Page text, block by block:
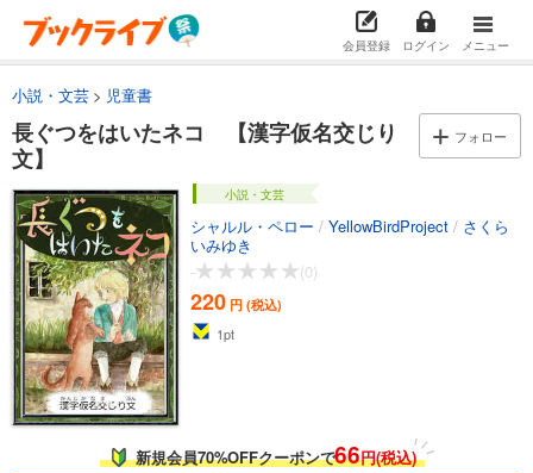
会員登録 ログイン メニュー
小説・文芸 児童書
長ぐつをはいたネコ 【漢字仮名交じり
文】
フォロー
小説・文芸
シャルル・ペロー / YellowBirdProject / さくら
いみゆき
-
(0)
220 円 (税込)
1pt
新規会員70%OFFクーポンで66円(税込)